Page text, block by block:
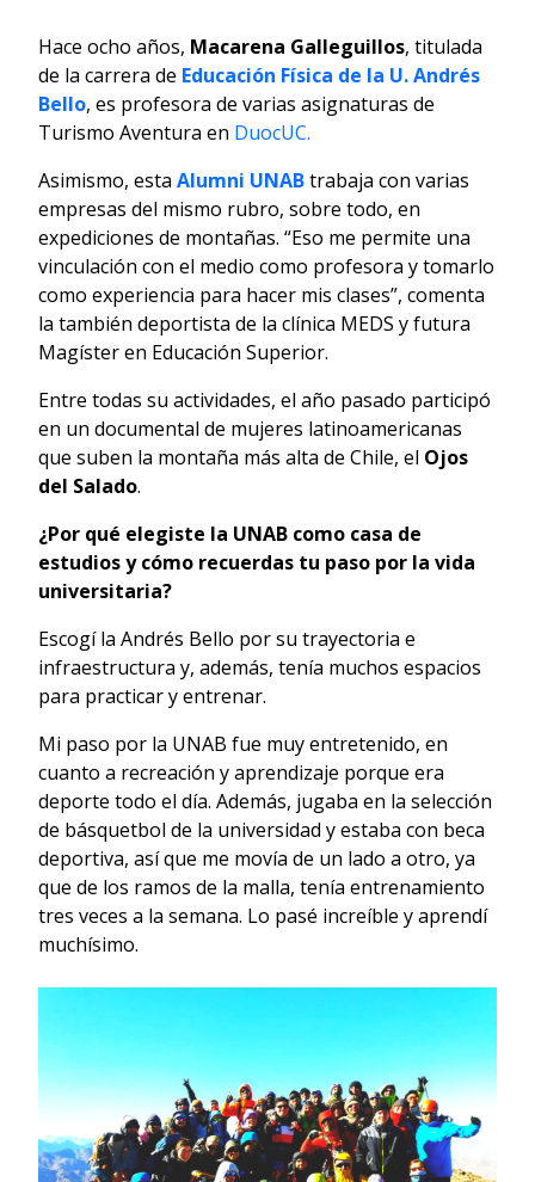
Hace ocho años, Macarena Galleguillos, titulada
de la carrera de Educación Física de la U. Andrés
Bello, es profesora de varias asignaturas de
Turismo Aventura en DuocUC.
Asimismo, esta Alumni UNABtrabaja con varias
empresas del mismo rubro, sobre todo, en
expediciones de montañas. “Eso me permite una
vinculación con el medio como profesora y tomarlo
como experiencia para hacer mis clases”, comenta
la también deportista de la clínica MEDS y futura
Magíster en Educación Superior.
Entre todas su actividades, el año pasado participó
en un documental de mujeres latinoamericanas
que suben la montaña más alta de Chile, el Ojos
del Salado.
¿Por qué elegiste la UNAB como casa de
estudios y cómo recuerdas tu paso por la vida
universitaria?
Escogí la Andrés Bello por su trayectoria e
infraestructura y, además, tenía muchos espacios
para practicar y entrenar.
Mi paso por la UNAB fue muy entretenido, en
cuanto a recreación y aprendizaje porque era
deporte todo el día. Además, jugaba en la selección
de básquetbol de la universidad y estaba con beca
deportiva, así que me movía de un lado a otro, ya
que de los ramos de la malla, tenía entrenamiento
tres veces a la semana. Lo pasé increíble y aprendí
muchísimo.